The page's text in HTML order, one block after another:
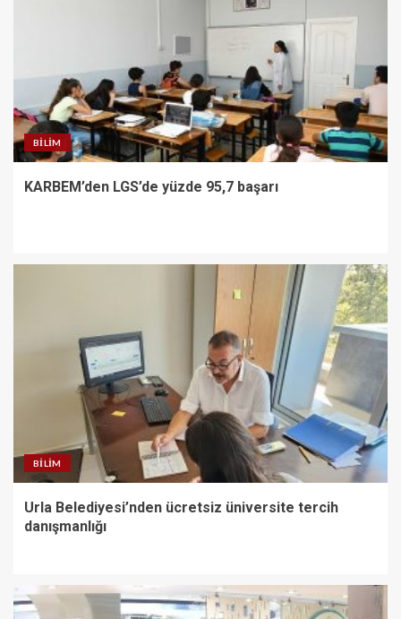
BILIM
KARBEM’den LGS’de yüzde 95,7 başarı
BILIM
Urla Belediyesi’nden ücretsiz üniversite tercih
danışmanlığı